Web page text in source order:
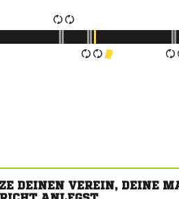
DEINEN VEREIN, DEINE